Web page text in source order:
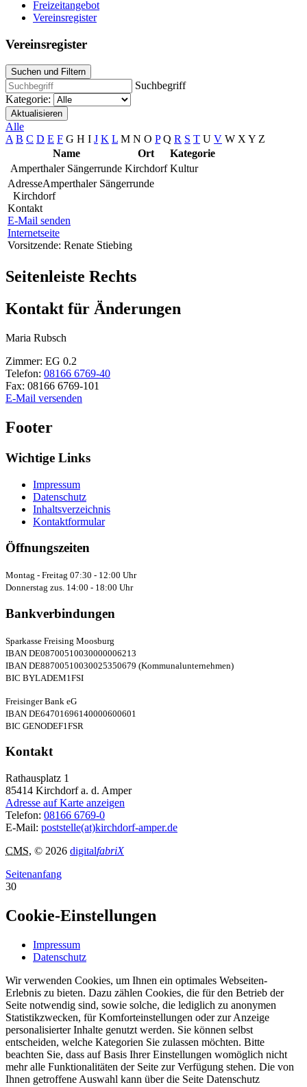
Freizeitangebot
Vereinsregister
Vereinsregister
Suchen und Filtern
Suchbegriff
Kategorie:
Aktualisieren
Alle
A B C D E F G H I J K L M N O P Q R S T U V W XY Z
Name
Ort
Kategorie
Amperthaler Sängerrunde Kirchdorf Kultur
AdresseAmperthaler Sängerrunde
Kirchdorf
Kontakt
E-Mail senden
Internetseite
Vorsitzende: Renate Stiebing
Seitenleiste Rechts
Kontakt für Änderungen
Maria Rubsch
Zimmer: EG 0.2
Telefon: 08166 6769-40
Fax: 08166 6769-101
E-Mail versenden
Footer
Wichtige Links
Impressum
Datenschutz
Inhaltsverzeichnis
Kontaktformular
Öffnungszeiten
Montag - Freitag 07:30 - 12:00 Uhr
Donnerstag zus. 14:00 - 18:00 Uhr
Bankverbindungen
Sparkasse Freising Moosburg
IBAN DE08700510030000006213
IBAN DE88700510030025350679 (Kommunalunternehmen)
BIC BYLADEM1FSI
Freisinger Bank eG
IBAN DE64701696140000600601
BIC GENODEF1FSR
Kontakt
Rathausplatz 1
85414 Kirchdorf a. d. Amper
Adresse auf Karte anzeigen
Telefon: 08166 6769-0
E-Mail: poststelle(at)kirchdorf-amper.de
CMS, © 2026 digitalfabriX
Seitenanfang
30
Cookie-Einstellungen
Impressum
Datenschutz
Wir verwenden Cookies, um Ihnen ein optimales Webseiten-
Erlebnis zu bieten. Dazu zählen Cookies, die für den Betrieb der
Seite notwendig sind, sowie solche, die lediglich zu anonymen
Statistikzwecken, für Komforteinstellungen oder zur Anzeige
personalisierter Inhalte genutzt werden. Sie können selbst
entscheiden, welche Kategorien Sie zulassen möchten. Bitte
beachten Sie, dass auf Basis Ihrer Einstellungen womöglich nicht
mehr alle Funktionalitäten der Seite zur Verfügung stehen. Die von
Ihnen getroffene Auswahl kann über die Seite Datenschutz